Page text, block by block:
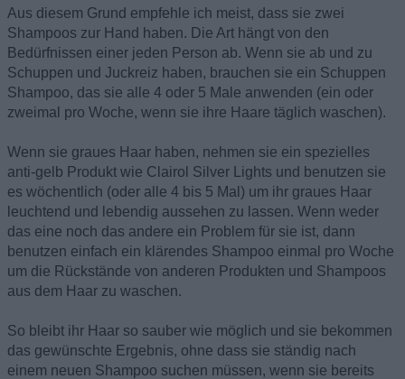
Aus diesem Grund empfehle ich meist, dass sie zwei
Shampoos zur Hand haben. Die Art hängt von den
Bedürfnissen einer jeden Person ab. Wenn sie ab und zu
Schuppen und Juckreiz haben, brauchen sie ein Schuppen
Shampoo, das sie alle 4 oder 5 Male anwenden (ein oder
zweimal pro Woche, wenn sie ihre Haare täglich waschen).
Wenn sie graues Haar haben, nehmen sie ein spezielles
anti-gelb Produkt wie Clairol Silver Lights und benutzen sie
es wöchentlich (oder alle 4 bis 5 Mal) um ihr graues Haar
leuchtend und lebendig aussehen zu lassen. Wenn weder
das eine noch das andere ein Problem für sie ist, dann
benutzen einfach ein klärendes Shampoo einmal pro Woche
um die Rückstände von anderen Produkten und Shampoos
aus dem Haar zu waschen.
So bleibt ihr Haar so sauber wie möglich und sie bekommen
das gewünschte Ergebnis, ohne dass sie ständig nach
einem neuen Shampoo suchen müssen, wenn sie bereits